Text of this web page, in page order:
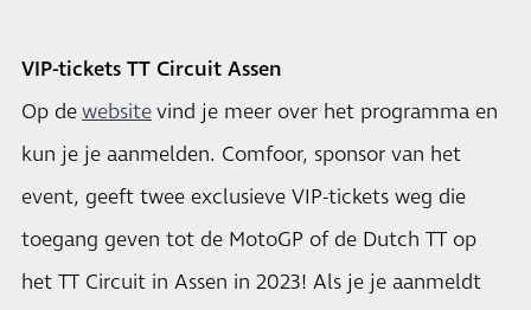
VIP-tickets TT Circuit Assen
Op dewebsitevind je meer over het programma en
kun je je aanmelden. Comfoor, sponsor van het
event, geeft twee exclusieve VIP-tickets weg die
toegang geven tot de MotoGP of de Dutch TT op
het TT Circuit in Assen in 2023! Als je je aanmeldt